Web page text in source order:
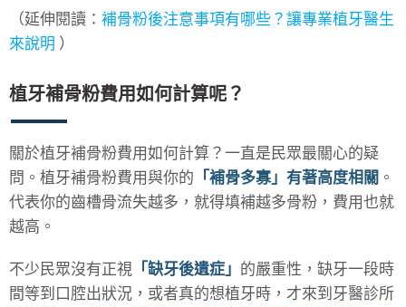
（延伸閱讀： 補骨粉後注意事項有哪些？讓專業植牙醫生
來說明 ）
植牙補骨粉費用如何計算呢？
關於植牙補骨粉費用如何計算？一直是民眾最關心的疑
問。植牙補骨粉費用與你的 「補骨多寡」有著高度相關 。
代表你的齒槽骨流失越多，就得填補越多骨粉，費用也就
越高。
不少民眾沒有正視 「缺牙後遺症」 的嚴重性，缺牙一段時
間等到口腔出狀況，或者真的想植牙時，才來到牙醫診所